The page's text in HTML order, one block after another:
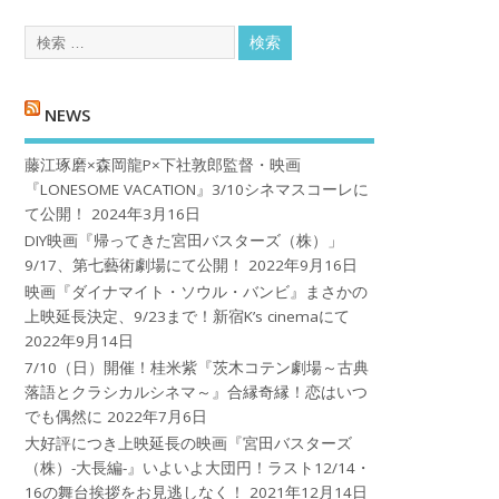
NEWS
藤江琢磨×森岡龍P×下社敦郎監督・映画
『LONESOME VACATION』3/10シネマスコーレに
て公開！
2024年3月16日
DIY映画『帰ってきた宮田バスターズ（株）」
9/17、第七藝術劇場にて公開！
2022年9月16日
映画『ダイナマイト・ソウル・バンビ』まさかの
上映延長決定、9/23まで！新宿K’s cinemaにて
2022年9月14日
7/10（日）開催！桂米紫『茨木コテン劇場～古典
落語とクラシカルシネマ～』合縁奇縁！恋はいつ
でも偶然に 2022年7月6日
大好評につき上映延長の映画『宮田バスターズ
（株）-大長編-』いよいよ大団円！ラスト12/14・
16の舞台挨拶をお見逃しなく！
2021年12月14日